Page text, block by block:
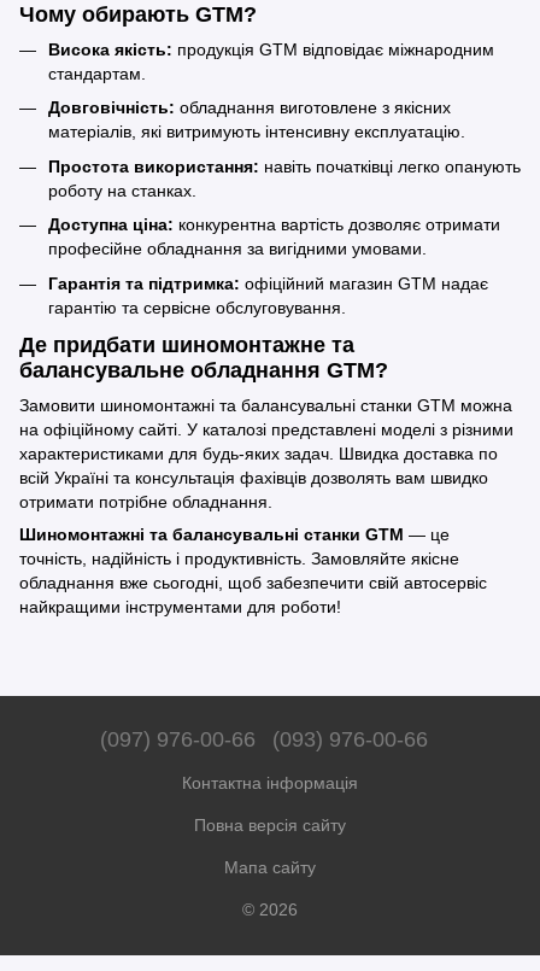
Чому обирають GTM?
Висока якість: продукція GTM відповідає міжнародним
стандартам.
Довговічність: обладнання виготовлене з якісних
матеріалів, які витримують інтенсивну експлуатацію.
Простота використання: навіть початківці легко опанують
роботу на станках.
Доступна ціна: конкурентна вартість дозволяє отримати
професійне обладнання за вигідними умовами.
Гарантія та підтримка: офіційний магазин GTM надає
гарантію та сервісне обслуговування.
Де придбати шиномонтажне та
балансувальне обладнання GTM?
Замовити шиномонтажні та балансувальні станки GTM можна
на офіційному сайті. У каталозі представлені моделі з різними
характеристиками для будь-яких задач. Швидка доставка по
всій Україні та консультація фахівців дозволять вам швидко
отримати потрібне обладнання.
Шиномонтажні та балансувальні станки GTM — це
точність, надійність і продуктивність. Замовляйте якісне
обладнання вже сьогодні, щоб забезпечити свій автосервіс
найкращими інструментами для роботи!
(097) 976-00-66 (093) 976-00-66
Контактна інформація
Повна версія сайту
Мапа сайту
© 2026